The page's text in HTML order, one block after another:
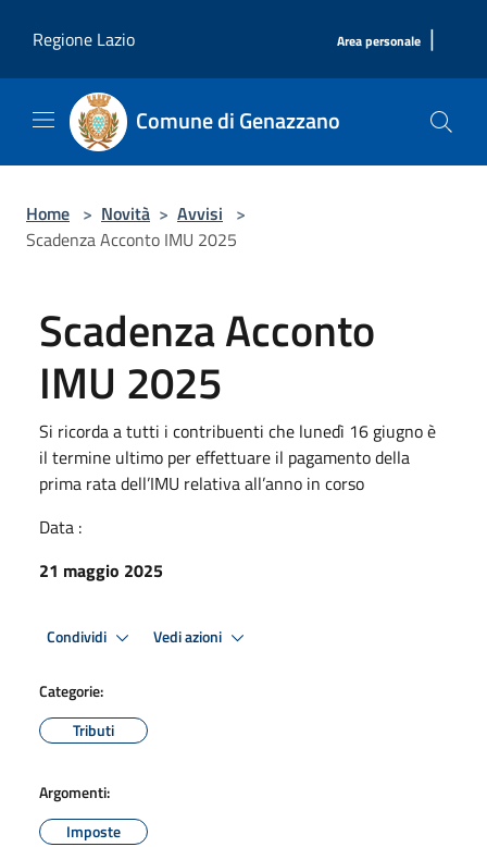
Regione Lazio
Area personale |
Comune di Genazzano
Home > Novità > Avvisi >
Scadenza Acconto IMU 2025
Scadenza Acconto
IMU 2025
Si ricorda a tutti i contribuenti che lunedì 16 giugno è
il termine ultimo per effettuare il pagamento della
prima rata dell’IMU relativa all’anno in corso
Data :
21 maggio 2025
Condividi Vedi azioni
Categorie:
Tributi
Argomenti:
Imposte